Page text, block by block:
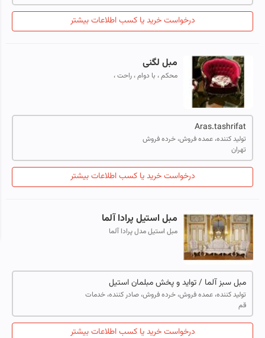
درخواست خرید یا کسب اطلاعات بیشتر
مبل لگنی
محکم ، با دوام ، راحت ،
Aras.tashrifat
تولید کننده، عمده فروش، خرده فروش
تهران
درخواست خرید یا کسب اطلاعات بیشتر
مبل استیل پرادا آلما
مبل استیل مدل پرادا آلما
مبل سبز آلما / تواید و پخش مبلمان استیل
تولید کننده، عمده فروش، خرده فروش، صادر کننده، خدمات
قم
درخواست خرید یا کسب اطلاعات بیشتر